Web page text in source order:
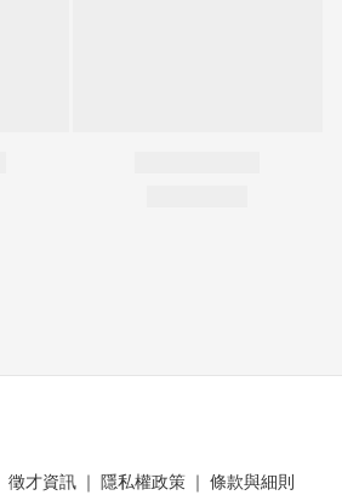
徵才資訊 ｜ 隱私權政策 ｜ 條款與細則